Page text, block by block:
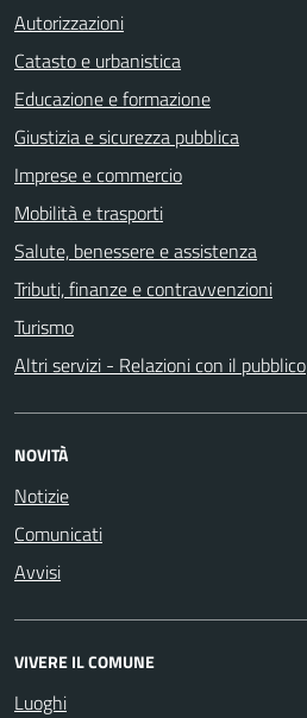
Autorizzazioni
Catasto e urbanistica
Educazione e formazione
Giustizia e sicurezza pubblica
Imprese e commercio
Mobilità e trasporti
Salute, benessere e assistenza
Tributi, finanze e contravvenzioni
Turismo
Altri servizi - Relazioni con il pubblico
NOVITÀ
Notizie
Comunicati
Avvisi
VIVERE IL COMUNE
Luoghi